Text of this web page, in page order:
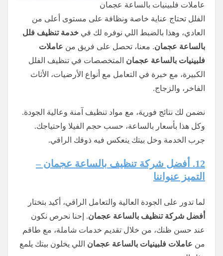
عاملات فلبينيات بالساعة عجمان
الفلل تحتاج عناية خاصة ونظافة على مستوى أعلى من
العادي، وهذا بالضبط اللي نوفره لك في خدمة تنظيف فلل
بالساعة عجمان. معنا، تحصل على فريق من عاملات
فلبينيات بالساعة عجمان المتخصصات في تنظيف الفلل
الكبيرة، مع خبرة في التعامل مع أنواع الأرضيات، الأثاث
الفاخر، والزجاج.
نضمن لك نتائج فورية، مع مواد تنظيف آمنة وعالية الجودة.
وكل هذا بأسعار بالساعة، حسب حجم الفيلا واحتياجك.
جرب الخدمة وخل بيتك ينعكس فيه ذوقك الراقي.
12. أفضل شركة تنظيف بالساعة عجمان –
التميز عنواننا
لما تدور على الجودة العالية والتعامل الراقي، أكيد بتختار
أفضل شركة تنظيف بالساعة عجمان. إحنا نحرص نكون
عند حسن ظنك، من خلال تقديم خدمات شاملة، مع طاقم
من عاملات فلبينيات بالساعة عجمان اللي يخلون بيتك يلمع